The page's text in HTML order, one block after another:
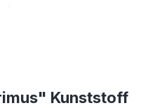
Kunststoff